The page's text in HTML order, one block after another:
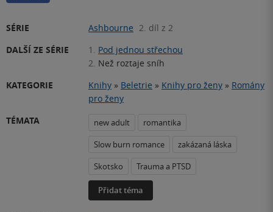
SÉRIE Ashbourne 2. díl z 2
DALŠÍ ZE SÉRIE
1. Pod jednou střechou
2. Než roztaje sníh
KATEGORIE
Knihy » Beletrie » Knihy pro ženy » Romány
pro ženy
TÉMATA
new adult
romantika
Slow burn romance
zakázaná láska
Skotsko
Trauma a PTSD
Přidat téma